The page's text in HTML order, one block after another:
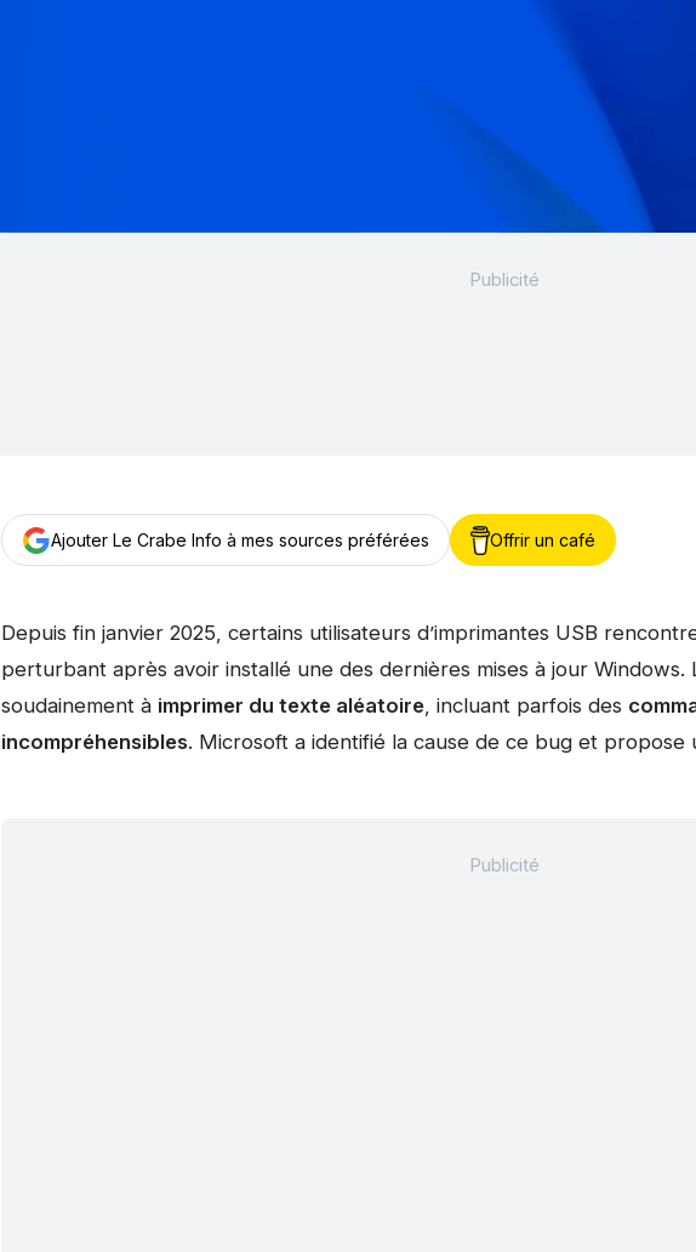
Ajouter Le Crabe Info à mes sources préférées Offrir un café
Depuis fin janvier 2025, certains utilisateurs d’imprimantes USB
perturbant après avoir installé une des dernières mises à jour Windows.
soudainement à imprimer du texte aléatoire, incluant parfois des
incompréhensibles. Microsoft a identifié la cause de ce bug et propose